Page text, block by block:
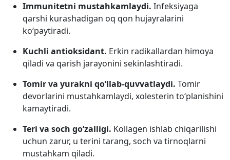
Immunitetni mustahkamlaydi. Infeksiyaga
qarshi kurashadigan oq qon hujayralarini
ko‘paytiradi.
Kuchli antioksidant. Erkin radikallardan himoya
qiladi va qarish jarayonini sekinlashtiradi.
Tomir va yurakni qo‘llab-quvvatlaydi. Tomir
devorlarini mustahkamlaydi, xolesterin to‘planishini
kamaytiradi.
Teri va soch go‘zalligi. Kollagen ishlab chiqarilishi
uchun zarur, u terini tarang, soch va tirnoqlarni
mustahkam qiladi.